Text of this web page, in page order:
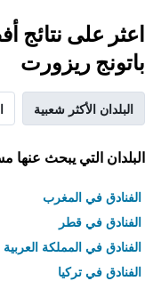
اعثر على نتائج
باتونج ريزورت
البلدان الأكثر شعبية
البلدان التي يبحث عنها
الفنادق في المغرب
الفنادق في قطر
الفنادق في المملكة
الفنادق في تركيا